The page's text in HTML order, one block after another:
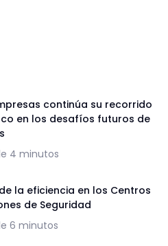
continúa su recorrido
en los desafíos futuros de
4 minutos
la eficiencia en los Centros
de Seguridad
6 minutos